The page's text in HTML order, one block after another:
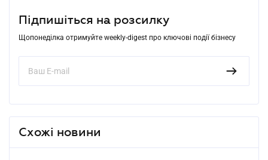
Підпишіться на розсилку
Щопонеділка отримуйте weekly-digest про ключові події бізнесу
Схожі новини